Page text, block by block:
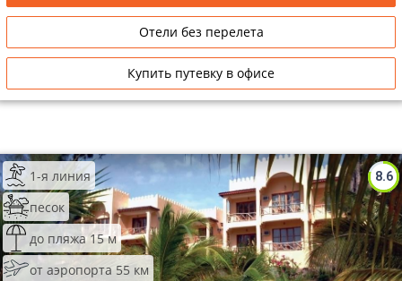
Отели без перелета
Купить путевку в офисе
8.6
1-я линия
песок
до пляжа 15 м
от аэропорта 55 км